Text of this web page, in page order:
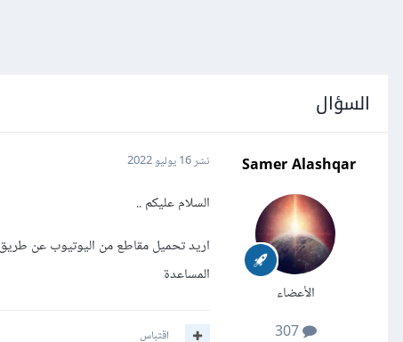
السؤال
Samer Alashqar
الأعضاء
307
نشر16 يوليو 2022
السلام عليكم ..
المساعدة
اقتباس